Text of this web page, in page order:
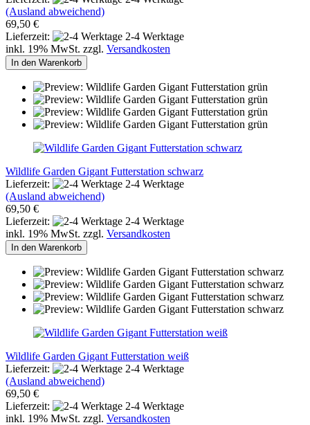
(Ausland abweichend)
69,50 €
Lieferzeit:
2-4 Werktage
inkl. 19% MwSt. zzgl. Versandkosten
In den Warenkorb
Wildlife Garden Gigant Futterstation schwarz
Lieferzeit:
2-4 Werktage
(Ausland abweichend)
69,50 €
Lieferzeit:
2-4 Werktage
inkl. 19% MwSt. zzgl. Versandkosten
In den Warenkorb
Wildlife Garden Gigant Futterstation weiß
Lieferzeit:
2-4 Werktage
(Ausland abweichend)
69,50 €
Lieferzeit:
2-4 Werktage
inkl. 19% MwSt. zzgl. Versandkosten